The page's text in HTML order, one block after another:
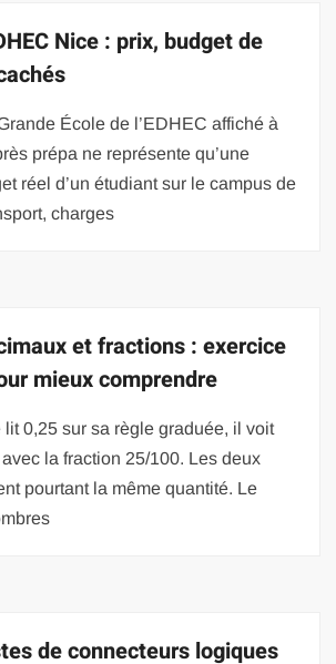
Nice : prix, budget de
École de l’EDHEC affiché à
prépa ne représente qu’une
réel d’un étudiant sur le campus de
charges
et fractions : exercice
mieux comprendre
0,25 sur sa règle graduée, il voit
la fraction 25/100. Les deux
pourtant la même quantité. Le
de connecteurs logiques